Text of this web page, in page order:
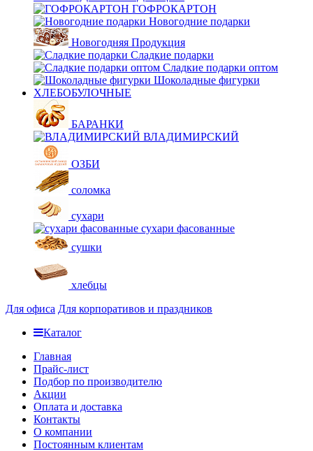
ГОФРОКАРТОН
Новогодние подарки
Новогодняя Продукция
Сладкие подарки
Сладкие подарки оптом
Шоколадные фигурки
ХЛЕБОБУЛОЧНЫЕ
БАРАНКИ
ВЛАДИМИРСКИЙ
ОЗБИ
соломка
сухари
сухари фасованные
сушки
хлебцы
Для офиса Для корпоративов и праздников
Каталог
Главная
Прайс-лист
Подбор по производителю
Акции
Оплата и доставка
Контакты
О компании
Постоянным клиентам